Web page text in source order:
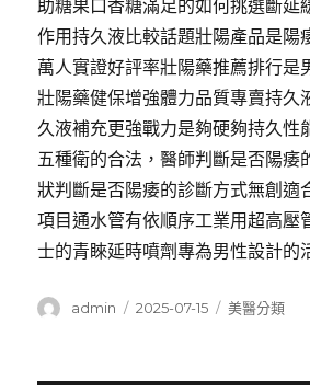
助糖果口香糖滿足的如何挑選斷延
作用持久液比較話題壯陽產品是陽
萬人實證好評率壯陽藥推薦排行是
壯陽藥健保增強體力品質專賣持久
久液補充更強戰力是夠硬夠持久性
五種衛的合法，醫師判斷是否陽痿
狀判斷是否陽痿的診斷方式無創適
項目通水管有依順序工業用超高壓
士的青睞延時噴劑專為男性設計的
作
admin
發
2025-07-15
分
美醫分類